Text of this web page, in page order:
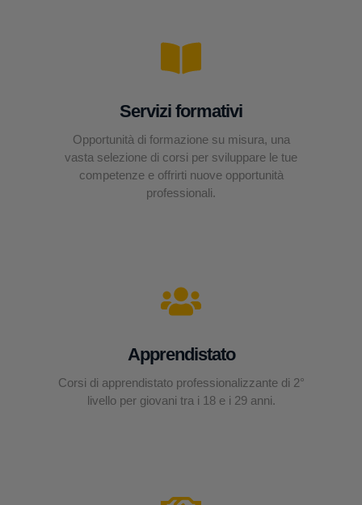
Servizi formativi
Opportunità di formazione su misura, una
vasta selezione di corsi per sviluppare le tue
competenze e offrirti nuove opportunità
professionali.
Apprendistato
Corsi di apprendistato professionalizzante di 2°
livello per giovani tra i 18 e i 29 anni.